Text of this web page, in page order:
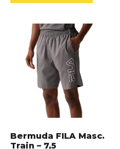
Bermuda FILA Masc.
Train – 7,5